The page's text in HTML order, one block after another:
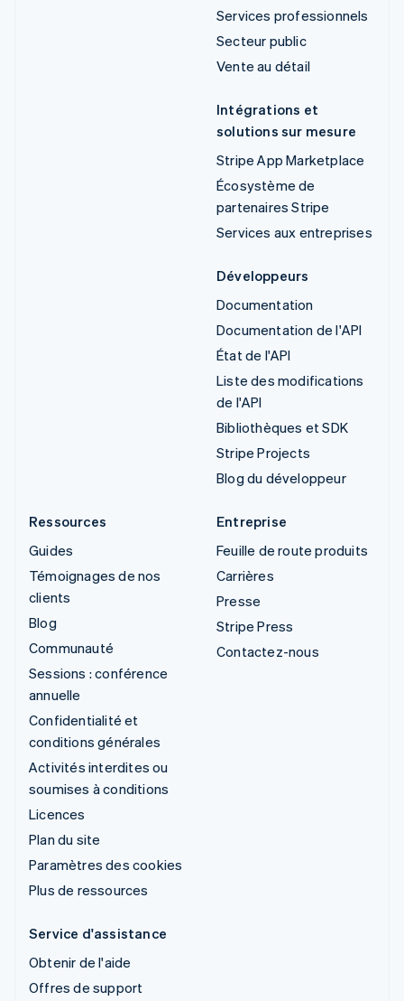
Services professionnels
Secteur public
Vente au détail
Intégrations et
solutions sur mesure
Stripe App Marketplace
Écosystème de
partenaires Stripe
Services aux entreprises
Développeurs
Documentation
Documentation de l'API
État de l'API
Liste des modifications
de l'API
Bibliothèques et SDK
Stripe Projects
Blog du développeur
Ressources
Guides
Témoignages de nos
clients
Blog
Communauté
Sessions : conférence
annuelle
Confidentialité et
conditions générales
Activités interdites ou
soumises à conditions
Licences
Plan du site
Paramètres des cookies
Plus de ressources
Entreprise
Feuille de route produits
Carrières
Presse
Stripe Press
Contactez-nous
Service d'assistance
Obtenir de l'aide
Offres de support